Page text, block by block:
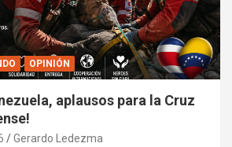
OPINIÓN
aplausos para la Cruz
Gerardo Ledezma